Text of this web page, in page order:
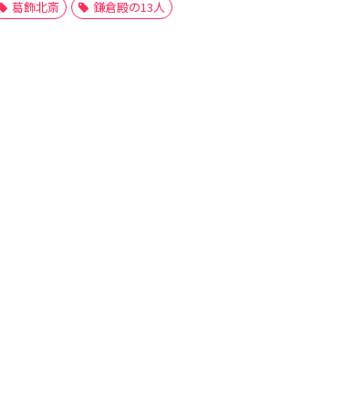
葛飾北斎 鎌倉殿の13人